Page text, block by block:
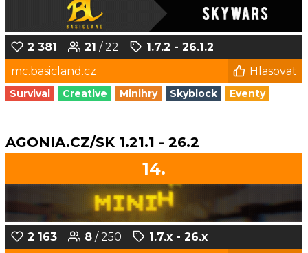
2 381 21 / 22
1.7.2 - 26.1.2
mc.basicland.cz
Hlasovat
Survival Creative Minihry Skyblock Eventy
AGONIA.CZ/SK 1.21.1 - 26.2
14.
2 163 8 / 250
1.7.x - 26.x